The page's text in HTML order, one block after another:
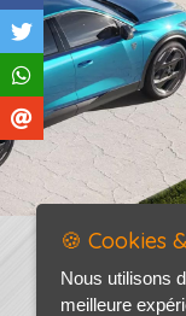
🍪 Cookies
Nous utilisons
meilleure